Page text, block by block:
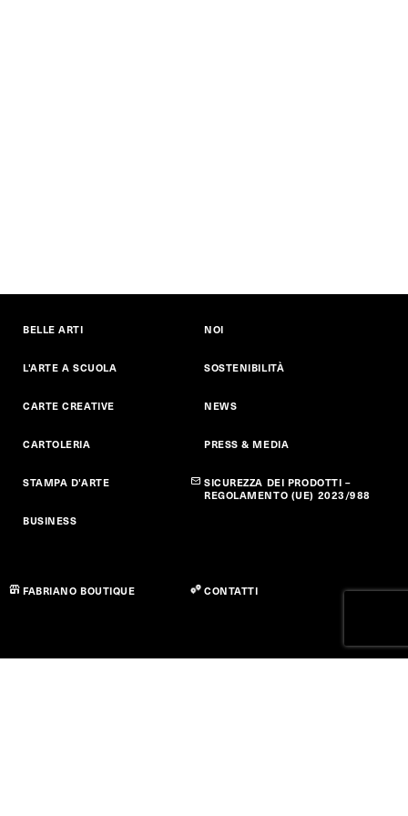
BELLE ARTI
L'ARTE A SCUOLA
CARTE CREATIVE
CARTOLERIA
STAMPA D'ARTE
BUSINESS
NOI
SOSTENIBILITÀ
NEWS
PRESS & MEDIA
SICUREZZA DEI PRODOTTI –
REGOLAMENTO (UE) 2023/988
FABRIANO BOUTIQUE CONTATTI